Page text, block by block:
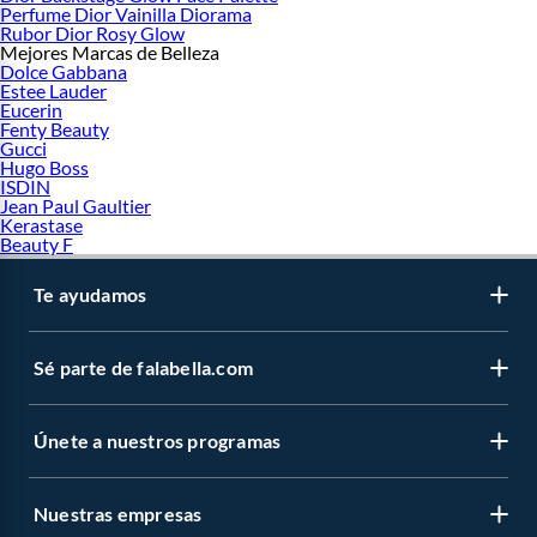
precios competitivos. Con envíos rápidos y seguros, cada compra brinda
tranquilidad, permitiendo disfrutar de
un producto original en una plataforma líder.
Perfume Dior Vainilla Diorama
Rubor Dior Rosy Glow
Mejores Marcas de Belleza
Dolce Gabbana
Estee Lauder
Eucerin
Fenty Beauty
Gucci
Hugo Boss
ISDIN
Jean Paul Gaultier
Kerastase
Beauty F
Te ayudamos
Sé parte de falabella.com
Únete a nuestros programas
Nuestras empresas